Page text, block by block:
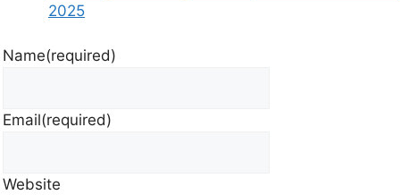
2025
Name(required)
Email(required)
Website